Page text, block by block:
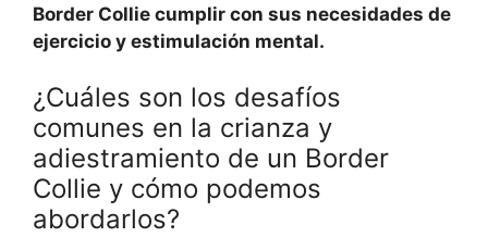
Border Collie cumplir con sus necesidades de
ejercicio y estimulación mental.
¿Cuáles son los desafíos
comunes en la crianza y
adiestramiento de un Border
Collie y cómo podemos
abordarlos?